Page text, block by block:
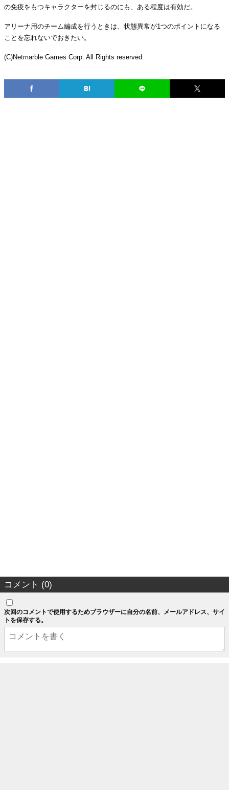
の免疫をもつキャラクターを封じるのにも、ある程度は有効だ。
アリーナ用のチーム編成を行うときは、状態異常が1つのポイントになる
ことを忘れないでおきたい。
(C)Netmarble Games Corp. All Rights reserved.
コメント (0)
次回のコメントで使用するためブラウザーに自分の名前、メールアドレス、サイ
トを保存する。